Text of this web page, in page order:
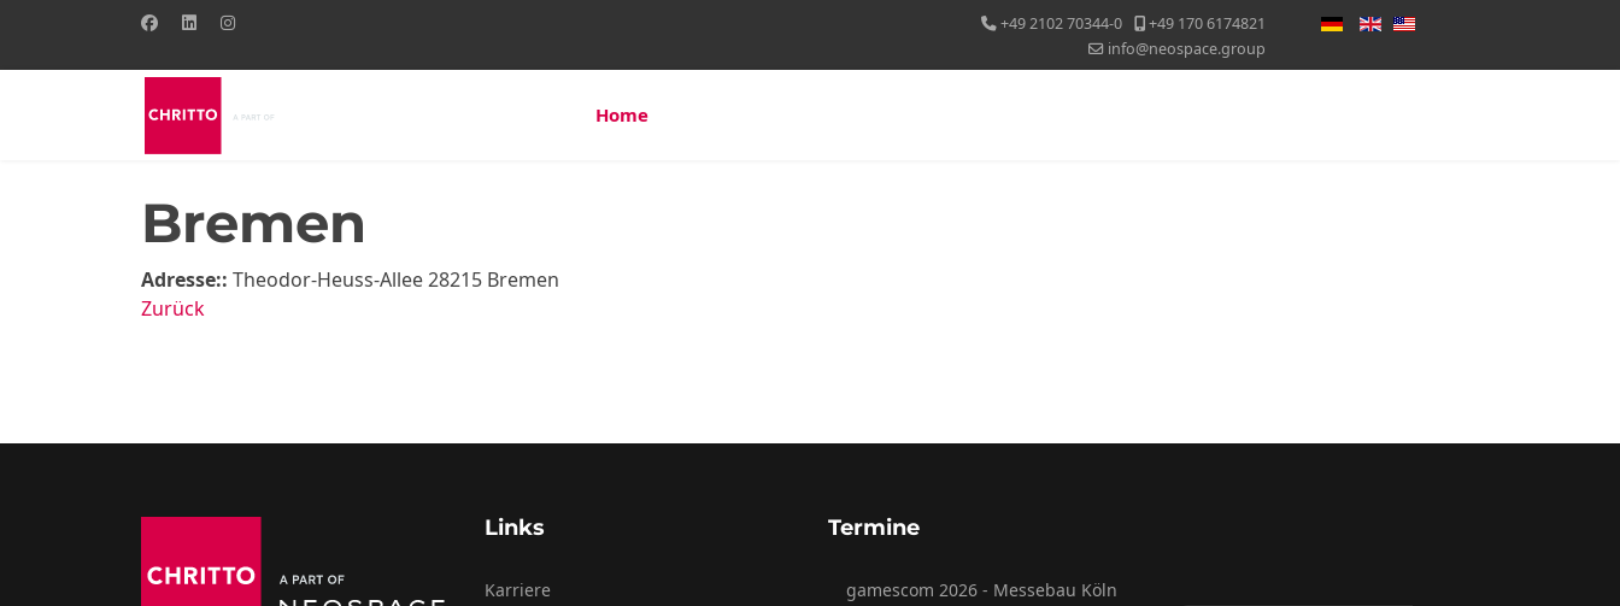
+49 2102 70344-0
+49 170 6174821
info@neospace.group
Sprache auswählen
Home
Bremen
Adresse:: Theodor-Heuss-Allee 28215 Bremen
Zurück
Links
Karriere
Termine
gamescom 2026 - Messebau Köln